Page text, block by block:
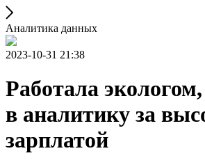
Аналитика данных
2023-10-31 21:38
Работала
в аналитику за
зарплатой